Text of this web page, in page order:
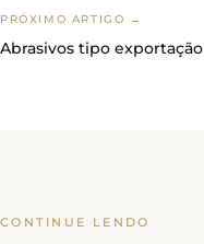
PRÓXIMO ARTIGO →
Abrasivos tipo exportação
CONTINUE LENDO